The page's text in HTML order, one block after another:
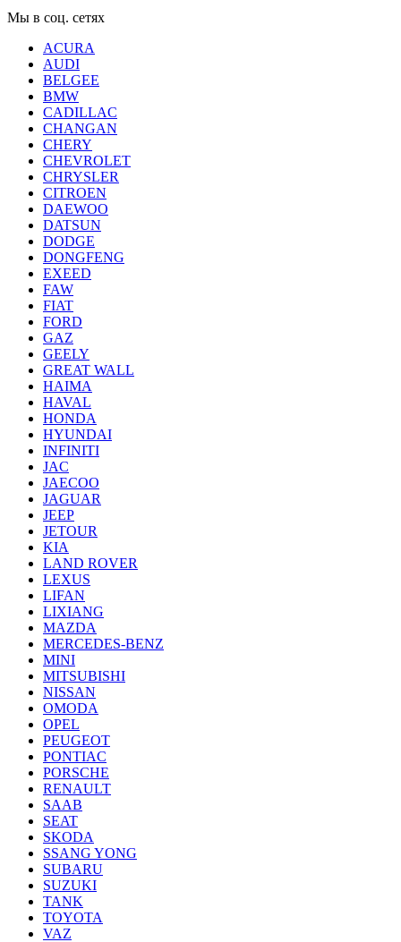
Мы в соц. сетях
ACURA
AUDI
BELGEE
BMW
CADILLAC
CHANGAN
CHERY
CHEVROLET
CHRYSLER
CITROEN
DAEWOO
DATSUN
DODGE
DONGFENG
EXEED
FAW
FIAT
FORD
GAZ
GEELY
GREAT WALL
HAIMA
HAVAL
HONDA
HYUNDAI
INFINITI
JAC
JAECOO
JAGUAR
JEEP
JETOUR
KIA
LAND ROVER
LEXUS
LIFAN
LIXIANG
MAZDA
MERCEDES-BENZ
MINI
MITSUBISHI
NISSAN
OMODA
OPEL
PEUGEOT
PONTIAC
PORSCHE
RENAULT
SAAB
SEAT
SKODA
SSANG YONG
SUBARU
SUZUKI
TANK
TOYOTA
VAZ